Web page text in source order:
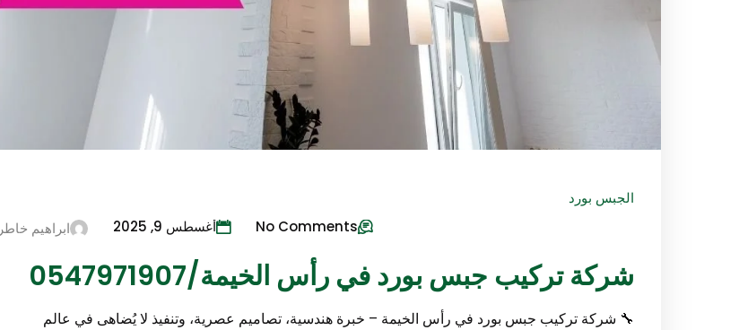
الجبس بورد
ابراهيم خاطر
أغسطس 9, 2025 No Comments
شركة تركيب جبس بورد في رأس الخيمة/0547971907
🔧 شركة تركيب جبس بورد في رأس الخيمة – خبرة هندسية، تصاميم عصرية، وتنفيذ لا يُضاهى في عالم